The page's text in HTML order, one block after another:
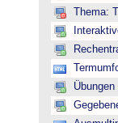
Thema: